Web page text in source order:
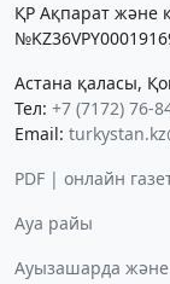
ҚР Ақпарат және
Астана қаласы,
Тел: +7 (7172) 76-
Email:
PDF | онлайн
Ауа райы
Ауызашарда және